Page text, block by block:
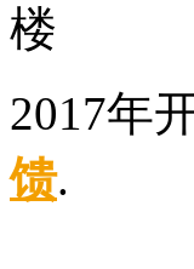
楼
2017年
馈.